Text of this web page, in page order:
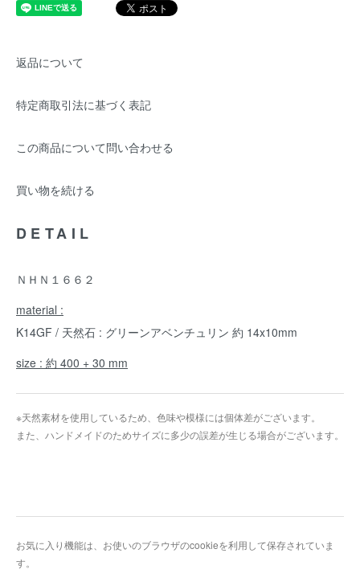
返品について
特定商取引法に基づく表記
この商品について問い合わせる
買い物を続ける
DETAIL
ＮＨＮ１６６２
material :
K14GF / 天然石 : グリーンアベンチュリン 約 14x10mm
size : 約 400 + 30 mm
※天然素材を使用しているため、色味や模様には個体差がございます。
また、ハンドメイドのためサイズに多少の誤差が生じる場合がございます。
お気に入り機能は、お使いのブラウザのcookieを利用して保存されていま
す。